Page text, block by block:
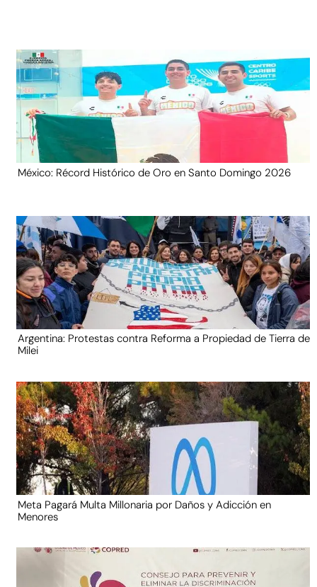
México: Récord Histórico de Oro en Santo Domingo 2026
Argentina: Protestas contra Reforma a Propiedad de Tierra de
Milei
Meta Pagará Multa Millonaria por Daños y Adicción en
Menores